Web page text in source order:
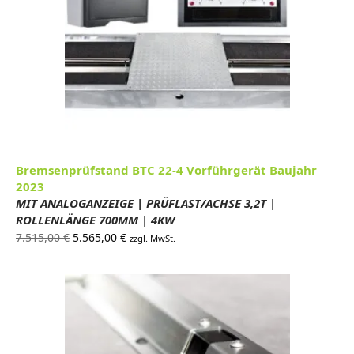
Bremsenprüfstand BTC 22-4 Vorführgerät Baujahr
2023
MIT ANALOGANZEIGE | PRÜFLAST/ACHSE 3,2T |
ROLLENLÄNGE 700MM | 4KW
7.515,00€ Ursprünglicher
7.515,00 €
5.565,00 €Aktueller
5.565,00 €.
zzgl. MwSt.